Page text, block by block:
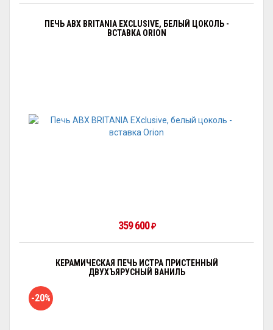
ПЕЧЬ ABX BRITANIA EXCLUSIVE, БЕЛЫЙ ЦОКОЛЬ -
ВСТАВКА ORION
359 600₽
КЕРАМИЧЕСКАЯ ПЕЧЬ ИСТРА ПРИСТЕННЫЙ
ДВУХЪЯРУСНЫЙ ВАНИЛЬ
-20%